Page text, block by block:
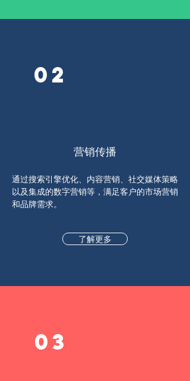
02
营销传播
通过搜索引擎优化、内容营销、社交媒体策略
以及集成的数字营销等，满足客户的市场营销
和品牌需求。
了解更多
03